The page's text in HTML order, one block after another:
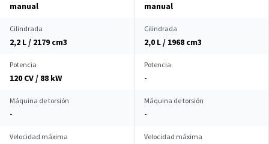
manual manual
Cilindrada
2,2 L / 2179 cm3
Cilindrada
2,0 L / 1968 cm3
Potencia
120 CV / 88 kW
Potencia
-
Máquina de torsión
-
Máquina de torsión
-
Velocidad máxima Velocidad máxima